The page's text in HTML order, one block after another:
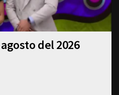
del 2026